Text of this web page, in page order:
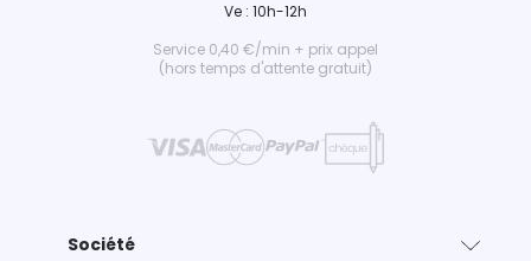
Ve : 10h-12h
Service 0,40 €/min + prix appel
(hors temps d'attente gratuit)
Société